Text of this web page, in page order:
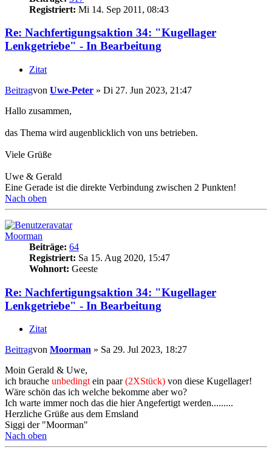
Registriert: Mi 14. Sep 2011, 08:43
Re: Nachfertigungsaktion 34: "Kugellager
Lenkgetriebe" - In Bearbeitung
Zitat
Beitragvon Uwe-Peter » Di 27. Jun 2023, 21:47
Hallo zusammen,
das Thema wird augenblicklich von uns betrieben.
Viele Grüße
Uwe & Gerald
Eine Gerade ist die direkte Verbindung zwischen 2 Punkten!
Nach oben
Moorman
Beiträge: 64
Registriert: Sa 15. Aug 2020, 15:47
Wohnort: Geeste
Re: Nachfertigungsaktion 34: "Kugellager
Lenkgetriebe" - In Bearbeitung
Zitat
Beitragvon Moorman » Sa 29. Jul 2023, 18:27
Moin Gerald & Uwe,
ich brauche unbedingt ein paar(2XStück) von diese Kugellager!
Wäre schön das ich welche bekomme aber wo?
Ich warte immer noch das die hier Angefertigt werden.........
Herzliche Grüße aus dem Emsland
Siggi der "Moorman"
Nach oben